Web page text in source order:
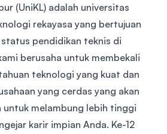
(UniKL) adalah universitas
rekayasa yang bertujuan
pendidikan teknis di
berusaha untuk membekali
teknologi yang kuat dan
yang cerdas yang akan
untuk melambung lebih tinggi
karir impian Anda. Ke-12